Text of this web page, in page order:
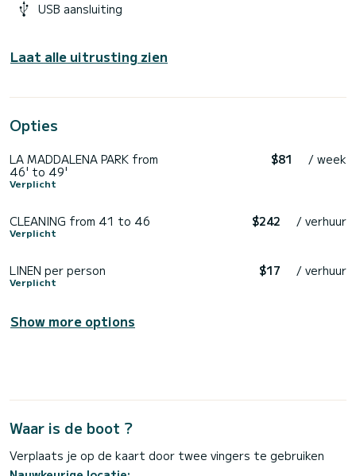
USB aansluiting
Laat alle uitrusting zien
Opties
LA MADDALENA PARK from
46' to 49'
Verplicht
$81 / week
CLEANING from 41 to 46
Verplicht
$242 / verhuur
LINEN per person
Verplicht
$17 / verhuur
Show more options
Waar is de boot ?
Verplaats je op de kaart door twee vingers te gebruiken